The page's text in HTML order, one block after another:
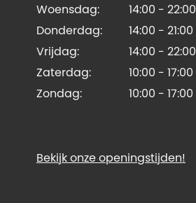
Woensdag:
14:00 - 22:00
Donderdag:
14:00 - 21:00
Vrijdag:
14:00 - 22:00
Zaterdag:
10:00 - 17:00
Zondag:
10:00 - 17:00
Bekijk onze openingstijden!